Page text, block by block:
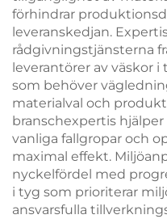
förhindrar
leveranskedjan.
rådgivningstjänsterna
leverantörer av väskor
som behöver
materialval och
branschexpertis
vanliga fallgropar och
maximal effekt.
nyckelfördel med
i tyg som prioriterar
ansvarsfulla